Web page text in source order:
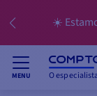
☀️
MENU O